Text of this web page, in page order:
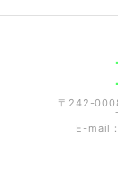
〒242-
E-mail：